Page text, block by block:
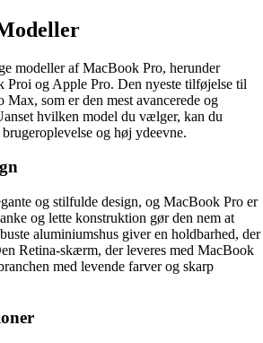
modeller af MacBook Pro, herunder
og Apple Pro. Den nyeste tilføjelse til
som er den mest avancerede og
hvilken model du vælger, kan du
og høj ydeevne.
og stilfulde design, og MacBook Pro er
og lette konstruktion gør den nem at
aluminiumshus giver en holdbarhed, der
Retina-skærm, der leveres med MacBook
med levende farver og skarp